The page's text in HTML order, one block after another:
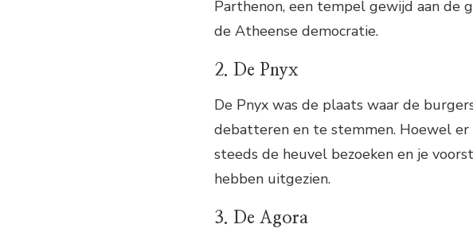
Parthenon, een tempel gewijd aan de
de Atheense democratie.
2. De Pnyx
De Pnyx was de plaats waar de
debatteren en te stemmen. Hoewel
steeds de heuvel bezoeken en je
hebben uitgezien.
3. De Agora